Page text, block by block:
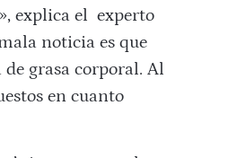
explica el experto
noticia es que
grasa corporal. Al
en cuanto